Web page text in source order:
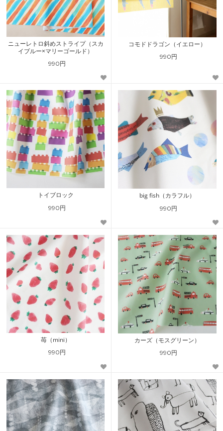
ニューレトロ斜めストライプ（スカ
イブルー×マリーゴールド）
990円
コモドドラゴン（イエロー）
990円
トイブロック
990円
big fish（カラフル）
990円
苺（mini）
990円
カーズ（モスグリーン）
990円